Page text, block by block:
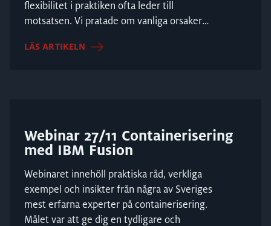
flexibilitet i praktiken ofta leder till
motsatsen. Vi pratade om vanliga orsaker
LÄS ARTIKELN
Webinar 27/11 Containerisering
med IBM Fusion
Webinaret innehöll praktiska råd, verkliga
exempel och insikter från några av Sveriges
mest erfarna experter på containerisering.
Målet var att ge dig en tydligare och